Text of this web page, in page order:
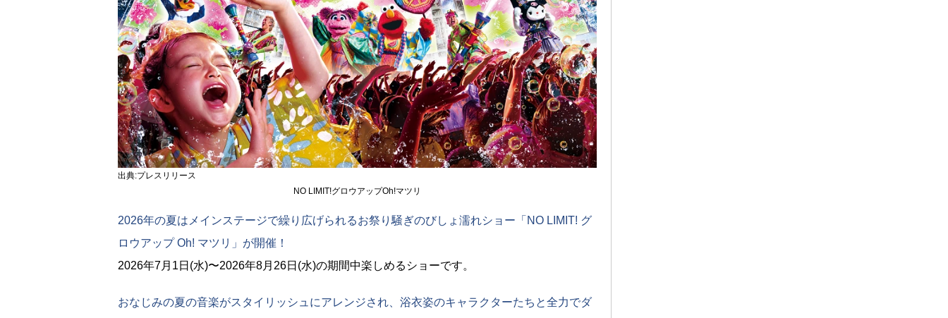
出典:プレスリリース
NO LIMIT!グロウアップOh!マツリ
2026年の夏はメインステージで繰り広げられるお祭り騒ぎのびしょ濡れショー「NO LIMIT! グ
ロウアップ Oh! マツリ」が開催！
2026年7月1日(水)〜2026年8月26日(水)の期間中楽しめるショーです。
おなじみの夏の音楽がスタイリッシュにアレンジされ、浴衣姿のキャラクターたちと全力でダ